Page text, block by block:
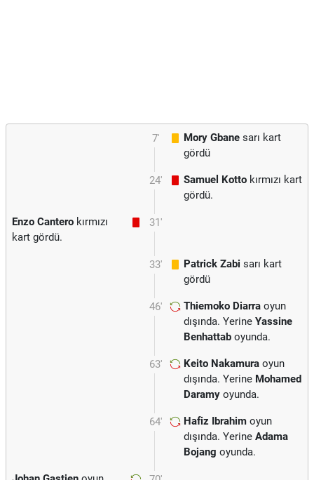
7' Mory Gbane sarı kart
gördü
24' Samuel Kotto kırmızı kart
gördü.
31'
Enzo Cantero kırmızı
kart gördü.
33' Patrick Zabi sarı kart
gördü
46' Thiemoko Diarra oyun
dışında. Yerine Yassine
Benhattab oyunda.
63' Keito Nakamura oyun
dışında. Yerine Mohamed
Daramy oyunda.
64' Hafiz Ibrahim oyun
dışında. Yerine Adama
Bojang oyunda.